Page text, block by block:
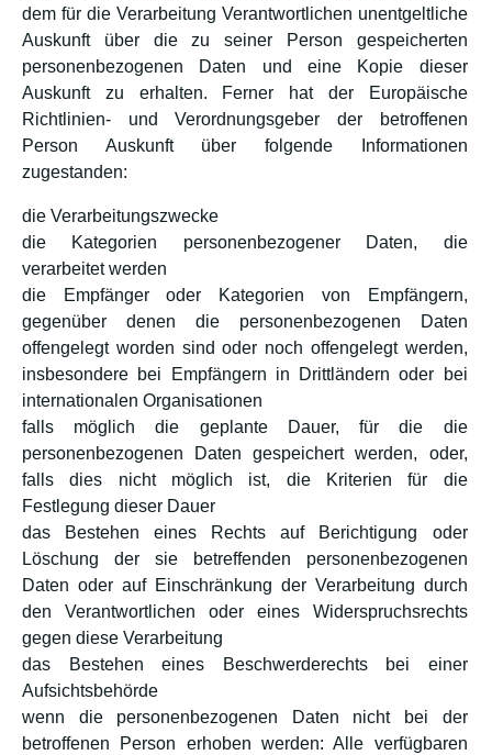
dem für die Verarbeitung Verantwortlichen unentgeltliche
Auskunft über die zu seiner Person gespeicherten
personenbezogenen Daten und eine Kopie dieser
Auskunft zu erhalten. Ferner hat der Europäische
Richtlinien- und Verordnungsgeber der betroffenen
Person Auskunft über folgende Informationen
zugestanden:
die Verarbeitungszwecke
die Kategorien personenbezogener Daten, die
verarbeitet werden
die Empfänger oder Kategorien von Empfängern,
gegenüber denen die personenbezogenen Daten
offengelegt worden sind oder noch offengelegt werden,
insbesondere bei Empfängern in Drittländern oder bei
internationalen Organisationen
falls möglich die geplante Dauer, für die die
personenbezogenen Daten gespeichert werden, oder,
falls dies nicht möglich ist, die Kriterien für die
Festlegung dieser Dauer
das Bestehen eines Rechts auf Berichtigung oder
Löschung der sie betreffenden personenbezogenen
Daten oder auf Einschränkung der Verarbeitung durch
den Verantwortlichen oder eines Widerspruchsrechts
gegen diese Verarbeitung
das Bestehen eines Beschwerderechts bei einer
Aufsichtsbehörde
wenn die personenbezogenen Daten nicht bei der
betroffenen Person erhoben werden: Alle verfügbaren